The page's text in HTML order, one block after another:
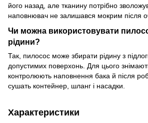
його назад, але тканину потрібно
наповнювач не залишався мокрим після
Чи можна використовувати
рідини?
Так, пилосос може збирати рідину з
допустимих поверхонь. Для цього
контролюють наповнення бака й після
сушать контейнер, шланг і насадки.
Характеристики